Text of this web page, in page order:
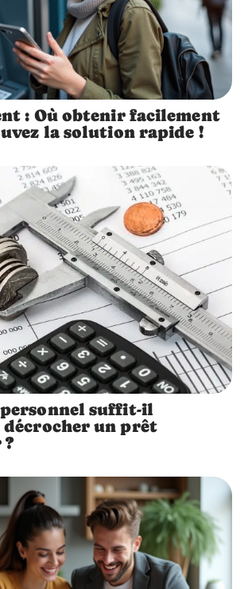
: Où obtenir facilement
la solution rapide !
suffit-il
un prêt